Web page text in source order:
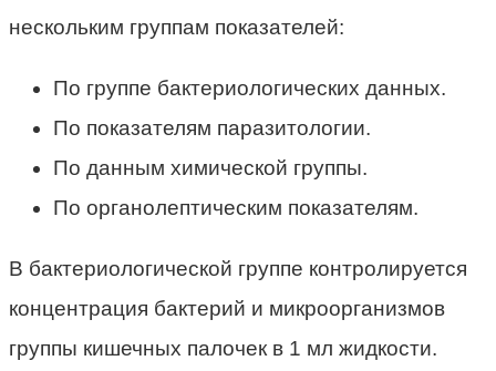
нескольким группам показателей:
По группе бактериологических данных.
По показателям паразитологии.
По данным химической группы.
По органолептическим показателям.
В бактериологической группе контролируется
концентрация бактерий и микроорганизмов
группы кишечных палочек в 1 мл жидкости.